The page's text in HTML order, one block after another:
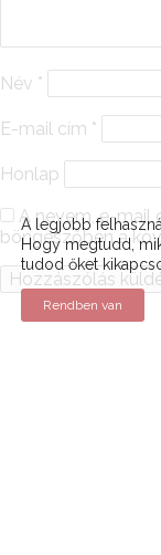
Név *
E-mail cím *
Honlap
A nevem, e-mail
böngészőben a
Alternative:
A legjobb
Hogy megtudd,
tudod őket
Rendben van